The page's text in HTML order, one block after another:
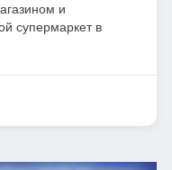
и
супермаркет в